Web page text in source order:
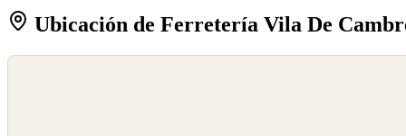
Ubicación de Ferretería Vila De